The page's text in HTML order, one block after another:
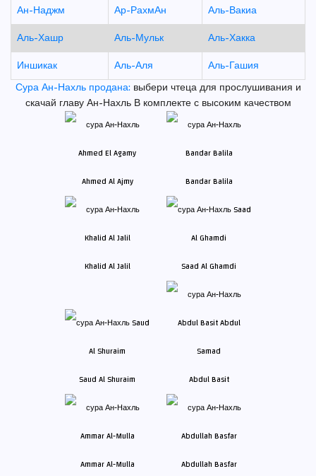
Ан-Наджм
Ар-РахмАн
Аль-Вакиа
Аль-Хашр
Аль-Мульк
Аль-Хакка
Иншикак
Аль-Аля
Аль-Гашия
Сура Ан-Нахль продана: выбери чтеца для прослушивания и
скачай главу Ан-Нахль В комплекте с высоким качеством
Ahmed Al Ajmy Bandar Balila
Khalid Al Jalil Saad Al Ghamdi
Saud Al Shuraim Abdul Basit
Ammar Al-Mulla Abdullah Basfar